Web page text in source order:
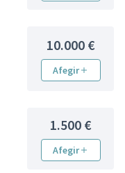
10.000 €
Afegir
1.500 €
Afegir